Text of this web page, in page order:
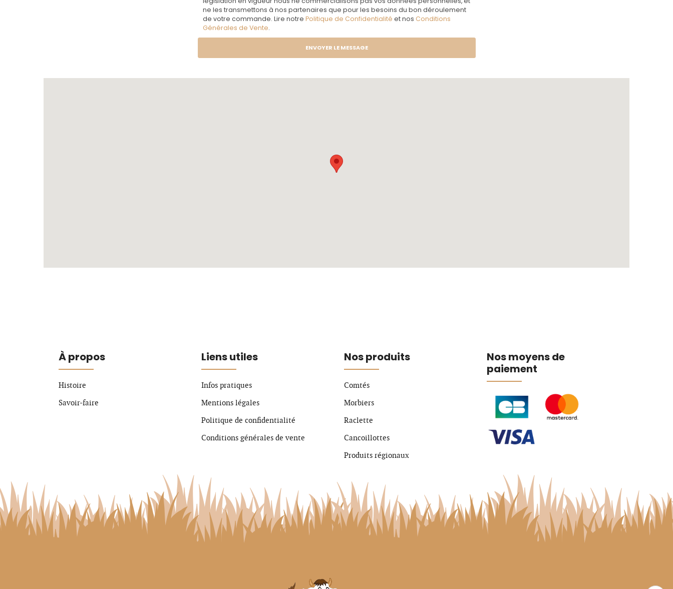
ne les transmettons à nos partenaires que pour les besoins du bon déroulement
de votre commande. Lire notre Politique de Confidentialité et nos Conditions
Générales de Vente.
À propos
Histoire
Savoir-faire
Liens utiles
Infos pratiques
Mentions légales
Politique de confidentialité
Conditions générales de vente
Nos produits
Comtés
Morbiers
Raclette
Cancoillottes
Produits régionaux
Nos moyens de
paiement